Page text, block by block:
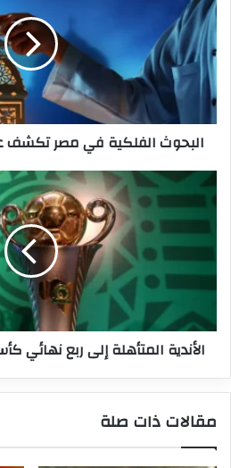
في
مصر
تكشف
عن
أوّل
أيام
شهر
رمضان
البحوث الفلكية في مصر تكشف
الأندية
المتأهلة
ربع
كأس
الكاف
وموعد
القرعة
الأندية المتأهلة إلى ربع
مقالات ذات صلة